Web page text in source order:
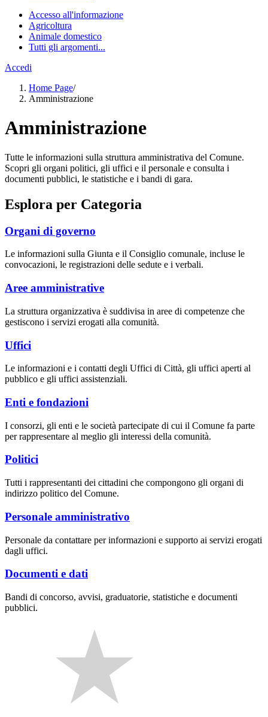
Accesso all'informazione
Agricoltura
Animale domestico
Tutti gli argomenti...
Accedi
Home Page/
Amministrazione
Amministrazione
Tutte le informazioni sulla struttura amministrativa del Comune.
Scopri gli organi politici, gli uffici e il personale e consulta i
documenti pubblici, le statistiche e i bandi di gara.
Esplora per Categoria
Organi di governo
Le informazioni sulla Giunta e il Consiglio comunale, incluse le
convocazioni, le registrazioni delle sedute e i verbali.
Aree amministrative
La struttura organizzativa è suddivisa in aree di competenze che
gestiscono i servizi erogati alla comunità.
Uffici
Le informazioni e i contatti degli Uffici di Città, gli uffici aperti al
pubblico e gli uffici assistenziali.
Enti e fondazioni
I consorzi, gli enti e le società partecipate di cui il Comune fa parte
per rappresentare al meglio gli interessi della comunità.
Politici
Tutti i rappresentanti dei cittadini che compongono gli organi di
indirizzo politico del Comune.
Personale amministrativo
Personale da contattare per informazioni e supporto ai servizi erogati
dagli uffici.
Documenti e dati
Bandi di concorso, avvisi, graduatorie, statistiche e documenti
pubblici.